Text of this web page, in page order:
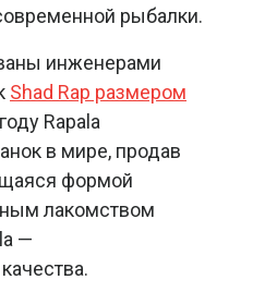
рыбалки.
инженерами
Shad Rap размером
Rapala
в мире, продав
формой
лакомством
—